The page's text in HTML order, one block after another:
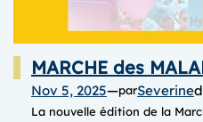
MARCHE des
Nov 5, 2025—parSeverine
La nouvelle édition de la